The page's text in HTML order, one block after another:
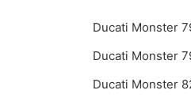
Ducati Monster
Ducati Monster
Ducati Monster